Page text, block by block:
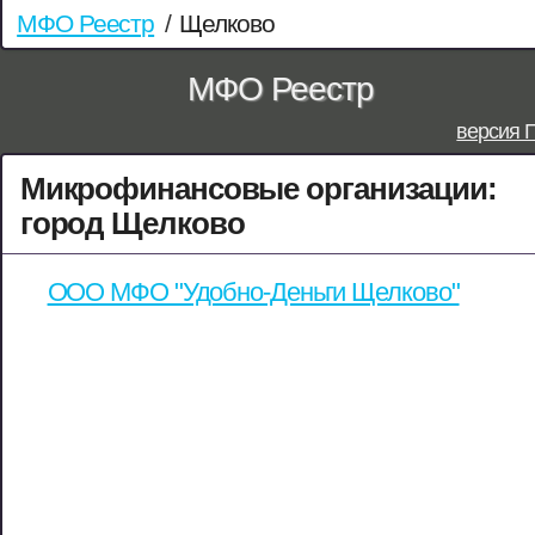
МФО Реестр / Щелково
МФО Реестр
версия
Микрофинансовые организации:
город Щелково
ООО МФО "Удобно-Деньги Щелково"